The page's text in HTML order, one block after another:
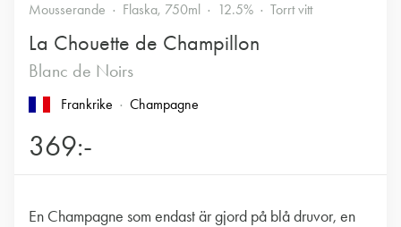
Mousserande Flaska, 750ml 12.5% Torrt vitt
La Chouette de Champillon
Blanc de Noirs
Frankrike Champagne
369:-
En Champagne som endast är gjord på blå druvor, en